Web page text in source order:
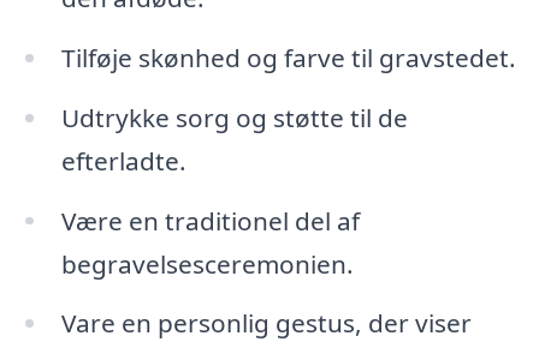
Tilføje skønhed og farve til gravstedet.
Udtrykke sorg og støtte til de
efterladte.
Være en traditionel del af
begravelsesceremonien.
Vare en personlig gestus, der viser